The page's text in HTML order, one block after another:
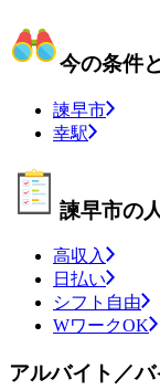
今の条件
諫早市
幸駅
諫早市の
高収入
日払い
シフト自由
WワークOK
アルバイト／